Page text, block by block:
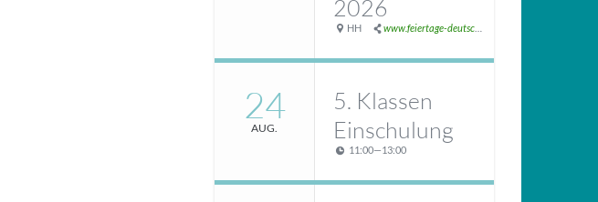
2026
HH www.feiertage-deutschland.de/schulferien/sommerferien/
24
AUG.
5. Klassen
Einschulung
11:00—13:00